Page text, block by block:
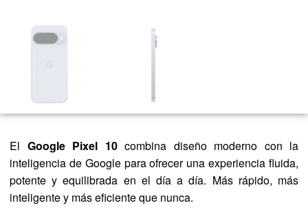
El Google Pixel 10combina diseño moderno con la
inteligencia de Google para ofrecer una experiencia fluida,
potente y equilibrada en el día a día. Más rápido, más
inteligente y más eficiente que nunca.